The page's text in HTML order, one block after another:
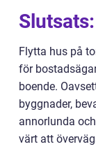
Slutsats:
Flytta hus på
för
boende.
byggnader,
annorlunda
värt att